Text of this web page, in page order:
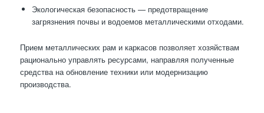
Экологическая безопасность — предотвращение
загрязнения почвы и водоемов металлическими отходами.
Прием металлических рам и каркасов позволяет хозяйствам
рационально управлять ресурсами, направляя полученные
средства на обновление техники или модернизацию
производства.